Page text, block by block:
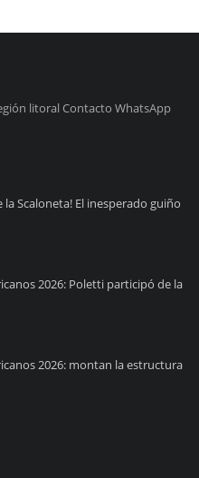
litoral Contacto WhatsApp
la Scaloneta! El inesperado guiño
2026: Poletti participó de la
2026: montan la estructura